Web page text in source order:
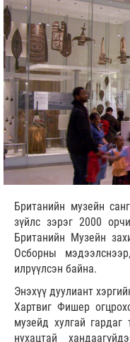
Британийн музейн
зүйлс зэрэг 2000
Британийн Музейн
Осборны
илрүүлсэн байна.
Энэхүү дуулиант
Хартвиг Фишер
музейд хулгай
нухацтай